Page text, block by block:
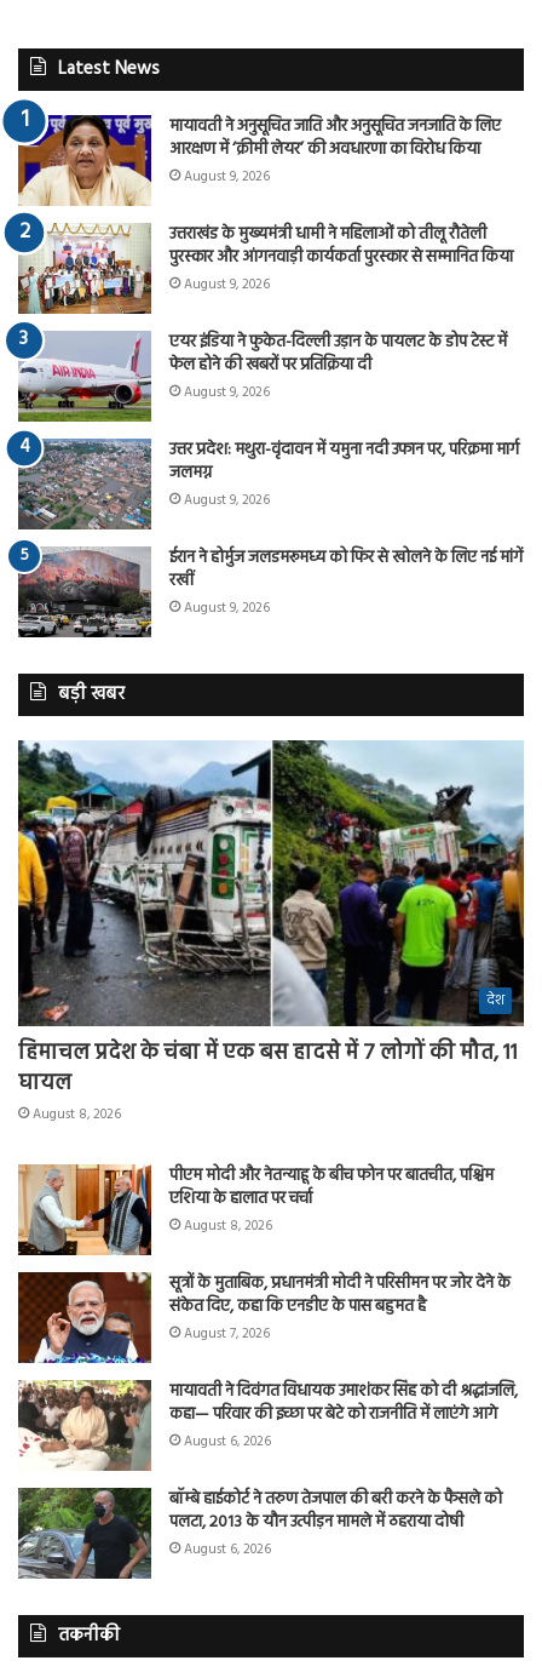
Latest News
मायावती ने अनुसूचित जाति और अनुसूचित जनजाति के लिए
आरक्षण में ‘क्रीमी लेयर’ की अवधारणा का विरोध किया
August 9, 2026
उत्तराखंड के मुख्यमंत्री धामी ने महिलाओं को तीलू रौतेली
पुरस्कार और आंगनवाड़ी कार्यकर्ता पुरस्कार से सम्मानित किया
August 9, 2026
एयर इंडिया ने फुकेत-दिल्ली उड़ान के पायलट के डोप टेस्ट में
फेल होने की खबरों पर प्रतिक्रिया दी
August 9, 2026
उत्तर प्रदेश: मथुरा-वृंदावन में यमुना नदी उफान पर, परिक्रमा मार्ग
जलमग्न
August 9, 2026
ईरान ने होर्मुज जलडमरूमध्य को फिर से खोलने के लिए नई मांगें
रखीं
August 9, 2026
बड़ी खबर
देश
हिमाचल प्रदेश के चंबा में एक बस हादसे में 7 लोगों की मौत, 11
घायल
August 8, 2026
पीएम मोदी और नेतन्याहू के बीच फोन पर बातचीत, पश्चिम
एशिया के हालात पर चर्चा
August 8, 2026
सूत्रों के मुताबिक, प्रधानमंत्री मोदी ने परिसीमन पर जोर देने के
संकेत दिए, कहा कि एनडीए के पास बहुमत है
August 7, 2026
मायावती ने दिवंगत विधायक उमाशंकर सिंह को दी श्रद्धांजलि,
कहा— परिवार की इच्छा पर बेटे को राजनीति में लाएंगे आगे
August 6, 2026
बॉम्बे हाईकोर्ट ने तरुण तेजपाल की बरी करने के फैसले को
पलटा, 2013 के यौन उत्पीड़न मामले में ठहराया दोषी
August 6, 2026
तकनीकी